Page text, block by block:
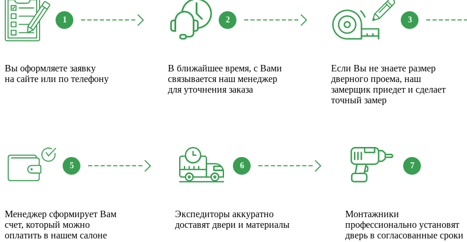
1
Вы оформляете заявку
на сайте или по телефону
2
В ближайшее время, с Вами
связывается наш менеджер
для уточнения заказа
3
Если Вы не знаете размер
дверного проема, наш
замерщик приедет и сделает
точный замер
5
Менеджер сформирует Вам
счет, который можно
оплатить в нашем салоне
6
Экспедиторы аккуратно
доставят двери и материалы
7
Монтажники
профессионально установят
дверь в согласованные сроки